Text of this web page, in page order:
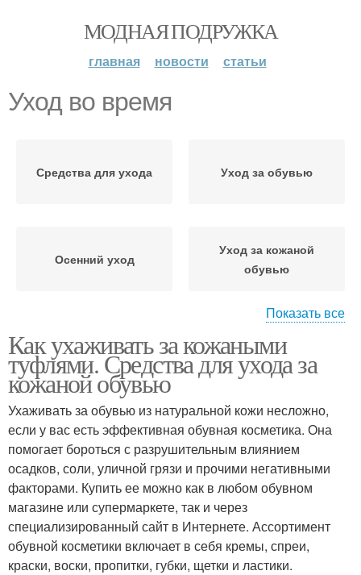
МОДНАЯ ПОДРУЖКА
главная новости статьи
Уход во время
Средства для ухода Уход за обувью
Осенний уход
Уход за кожаной
обувью
Рекомендации по уходу Средства по уходу
Уход за кожаными
туфлями
Уход за новой обувью
Уход за кожаными
ботинками
Правильный уход
Показать все
Как ухаживать за кожаными
туфлями. Средства для ухода за
кожаной обувью
Ухаживать за обувью из натуральной кожи несложно,
если у вас есть эффективная обувная косметика. Она
помогает бороться с разрушительным влиянием
осадков, соли, уличной грязи и прочими негативными
факторами. Купить ее можно как в любом обувном
магазине или супермаркете, так и через
специализированный сайт в Интернете. Ассортимент
обувной косметики включает в себя кремы, спреи,
краски, воски, пропитки, губки, щетки и ластики.